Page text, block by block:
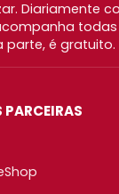
Diariamente
parte, é gratuito.
PARCEIRAS